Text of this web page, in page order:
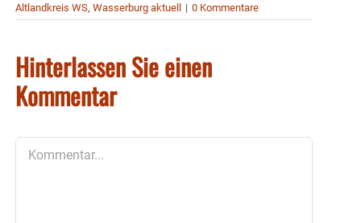
Altlandkreis WS, Wasserburg aktuell | 0 Kommentare
Hinterlassen Sie einen
Kommentar